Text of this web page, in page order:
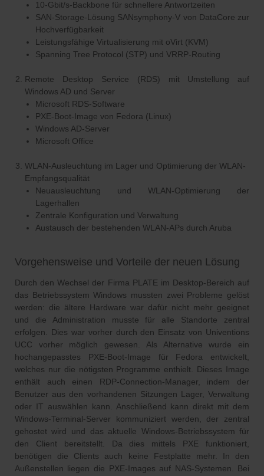
10-Gbit/s-Backbone für schnellere Antwortzeiten
SAN-Storage-Lösung SANsymphony-V von DataCore zur
Hochverfügbarkeit
Leistungsfähige Virtualisierung mit oVirt (KVM)
Spanning Tree Protocol (STP) und VRRP-Routing
Remote Desktop Service (RDS) mit Umstellung auf
Windows AD und Server
Microsoft RDS-Software
PXE-Boot-Image von Fedora (Linux)
Windows AD-Server
Microsoft Office
WLAN-Ausleuchtung im Lager und Optimierung der WLAN-
Empfangsqualität
Neuausleuchtung und WLAN-Optimierung der
Lagerhallen
Zentrale Konfiguration und Verwaltung
Austausch der bestehenden WLAN-APs durch Aruba
Vorgehensweise und Vorteile der neuen Lösung
Durch den Wechsel der Firma PLATE im Desktop-Bereich auf
das Betriebssystem Windows mussten zwei Probleme gelöst
werden: die ältere Hardware war dafür nicht mehr geeignet
und die Administration musste für alle Standorte zentral
erfolgen. Dies war vorher durch den Einsatz von Univentions
UCC vorher möglich gewesen. Als Alternative wurde ein
hochangepasstes PXE-Boot-Image für Fedora entwickelt,
welches nur die nötigsten Programme enthielt. Dieses Image
enthält auch einen RDP-Connection-Manager, indem der
Benutzer aus den vorhandenen Sitzungen Lager, Verwaltung
oder IT auswählen kann. Anschließend kann direkt mit dem
Windows-Terminal-Server kommuniziert werden, der zentral
gehostet wird und das aktuelle Windows-Betriebssystem für
den Client bereitstellt. Da dies mittels PXE funktioniert,
benötigen die Clients auch keine Festplatte mehr. In den
Außenstellen liegen die PXE-Images auf NAS-Systemen. Bei